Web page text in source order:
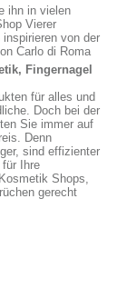
ihn in vielen
Vierer
von der
Carlo di Roma
Fingernagel
für alles und
Doch bei der
Sie immer auf
Denn
sind effizienter
Ihre
Shops,
gerecht